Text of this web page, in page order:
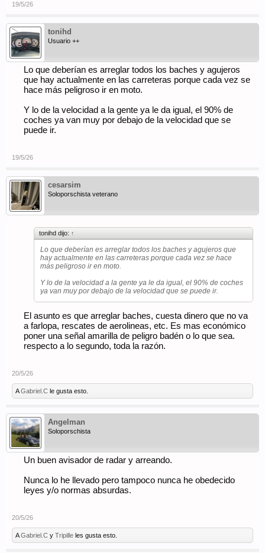
19/5/26
tonihd
Usuario ++
Lo que deberían es arreglar todos los baches y agujeros
que hay actualmente en las carreteras porque cada vez se
hace más peligroso ir en moto.
Y lo de la velocidad a la gente ya le da igual, el 90% de
coches ya van muy por debajo de la velocidad que se
puede ir.
19/5/26
cesarsim
Soloporschista veterano
tonihd dijo: ↑
Lo que deberían es arreglar todos los baches y agujeros que
hay actualmente en las carreteras porque cada vez se hace
más peligroso ir en moto.
Y lo de la velocidad a la gente ya le da igual, el 90% de coches
ya van muy por debajo de la velocidad que se puede ir.
El asunto es que arreglar baches, cuesta dinero que no va
a farlopa, rescates de aerolineas, etc. Es mas económico
poner una señal amarilla de peligro badén o lo que sea.
respecto a lo segundo, toda la razón.
20/5/26
AGabriel.C le gusta esto.
Angelman
Soloporschista
Un buen avisador de radar y arreando.
Nunca lo he llevado pero tampoco nunca he obedecido
leyes y/o normas absurdas.
20/5/26
AGabriel.C y Tripille les gusta esto.